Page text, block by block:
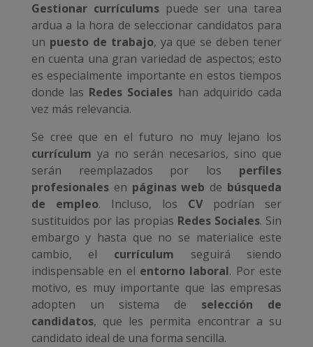
Gestionar currículumspuede ser una tarea
ardua a la hora de seleccionar candidatos para
un puesto de trabajo, ya que se deben tener
en cuenta una gran variedad de aspectos; esto
es especialmente importante en estos tiempos
donde las Redes Sociales han adquirido cada
vez más relevancia.
Se cree que en el futuro no muy lejano los
currículum ya no serán necesarios, sino que
serán reemplazados por los perfiles
profesionalesen páginas web de búsqueda
de empleo. Incluso, los CV podrían ser
sustituidos por las propias Redes Sociales. Sin
embargo y hasta que no se materialice este
cambio, el currículum seguirá siendo
indispensable en el entorno laboral. Por este
motivo, es muy importante que las empresas
adopten un sistema de selección de
candidatos, que les permita encontrar a su
candidato ideal de una forma sencilla.